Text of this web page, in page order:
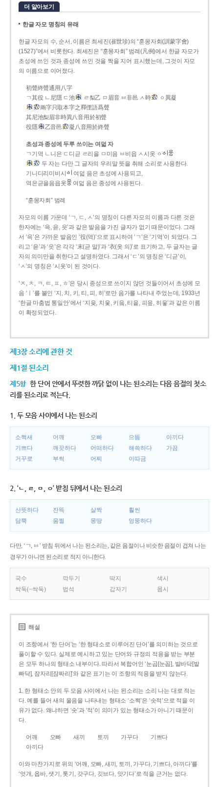
더 알아보기
한글 자모 명칭의 유래
한글 자모의 수, 순서, 이름은 최세진(崔世珍)의 “훈몽자회(訓蒙字會)
(1527)”에서 비롯한다. 최세진은 “훈몽자회” 범례(凡例)에서 한글 자모가
초성에 쓰인 것과 종성에 쓰인 것을 짝을 지어 표시했는데, 그것이 자모
의 이름으로 이어졌다.
初聲終聲通用八字
ㄱ其役 ㄴ尼隱 ㄷ池
ㄹ梨乙 ㅁ眉音 ㅂ非邑 ㅅ時
ㆁ異凝
兩字只取本字之釋俚語爲聲
其尼池梨眉非時異八音用於初聲
役隱
乙音邑 凝八音用於終聲
초성과 종성에 두루 쓰이는 여덟 자
ㄱ기역 ㄴ니은 ㄷ디귿 ㄹ리을 ㅁ미음 ㅂ비읍 ㅅ시옷 ㆁ
두 자는 다만 그 글자의 우리말 뜻을 취해 소리로 사용한다.
기니디리미비시
여덟 음은 초성에 사용되고,
역은귿을음읍옷
여덟 음은 종성에 사용된다.
“훈몽자회” 범례
자모의 이름 가운데 ‘ㄱ, ㄷ, ㅅ’의 명칭이 다른 자모의 이름과 다른 것은
한자에는 ‘윽, 읃, 읏’과 같은 발음을 가진 글자가 없기 때문이었다. 그래
서 ‘윽’은 가까운 발음인 ‘役(역)’으로 표시하여 ‘ㄱ’은 ‘기역’이 되었다. 그
리고 ‘읃’과 ‘읏’은 각각 ‘末(귿 말)’과 ‘衣(옷 의)’로 표기하고, 두 글자는 글
자의 의미만을 취한다고 설명하였다. 그래서 ‘ㄷ’의 명칭은 ‘디귿’이,
‘ㅅ’의 명칭은 ‘시옷’이 된 것이다.
‘ㅈ, ㅊ, ㅋ, ㅌ, ㅍ, ㅎ’은 당시 종성으로 쓰이지 않던 것들이어서 초성에 모
음 ‘ㅣ’를 붙인 ‘지, 치, 키, 티, 피, 히’로만 음가를 나타내 주었는데, 1933년
‘한글 마춤법 통일안’에서 ‘지읒, 치읓, 키읔, 티읕, 피읖, 히읗’과 같은 이름
이 확정되었다.
제3장 소리에 관한 것
제1절 된소리
제5항 한 단어 안에서 뚜렷한 까닭 없이 나는 된소리는 다음 음절의 첫소
리를 된소리로 적는다.
1. 두 모음 사이에서 나는 된소리
소쩍새 어깨 오빠 으뜸
아끼다
기쁘다
깨끗하다 어떠하다 해쓱하다
가끔
거꾸로
부썩 어찌 이따금
2. ‘ㄴ, ㄹ, ㅁ, ㅇ’ 받침 뒤에서 나는 된소리
산뜻하다 잔뜩 살짝
훨씬
담뿍
움찔 몽땅 엉뚱하다
다만, ‘ㄱ, ㅂ’ 받침 뒤에서 나는 된소리는, 같은 음절이나 비슷한 음절이 겹쳐 나는
경우가 아니면 된소리로 적지 아니한다.
국수 깍두기 딱지
색시
싹둑(~싹둑)
법석 갑자기 몹시
해설
이 조항에서 ‘한 단어’는 ‘한 형태소로 이루어진 단어’를 의미하는 것으로
풀이할 수 있다. 실제로 예시하고 있는 단어와 규정의 적용을 받는 부분
은 모두 하나의 형태소 내부이다. 따라서 복합어인 ‘눈곱[눈꼽], 발바닥[발
빠닥], 잠자리[잠짜리]’와 같은 표기는 이 조항의 적용을 받지 않는다.
1. 한 형태소 안의 두 모음 사이에서 나는 된소리는 소리 나는 대로 적는
다. 예를 들어 새의 울음을 나타내는 형태소 ‘소쩍’은 ‘솟적’으로 적을 이
유가 없다. 왜냐하면 ‘솟’과 ‘적’이 의미가 있는 형태소가 아니기 때문이
다.
어깨 오빠 새끼 토끼 가꾸다
기쁘다
아끼다
이와 마찬가지로 위의 ‘어깨, 오빠, 새끼, 토끼, 가꾸다, 기쁘다, 아끼다’를
‘엇개, 옵바, 샛기, 톳기, 갓구다, 깃브다, 앗기다’로 적을 근거는 없다.